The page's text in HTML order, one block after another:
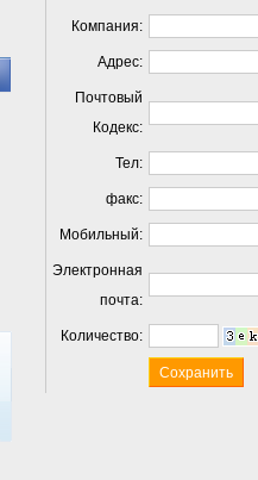
Компания:
Адрес:
Почтовый
Кодекс:
Тел:
факс:
Мобильный:
Электронная
почта:
Количество: